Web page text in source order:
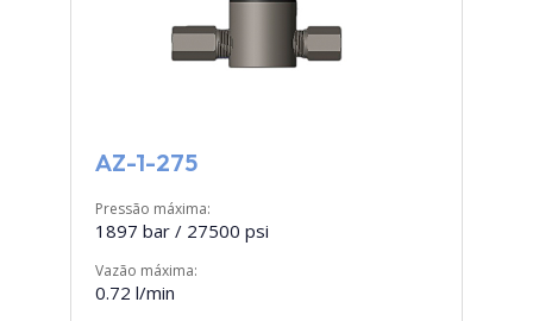
AZ-1-275
Pressão máxima:
1897 bar / 27500 psi
Vazão máxima:
0.72 l/min